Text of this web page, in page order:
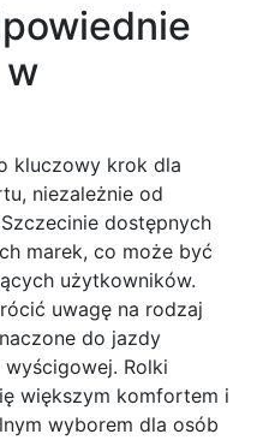
w
kluczowy krok dla
niezależnie od
dostępnych
marek, co może być
użytkowników.
uwagę na rodzaj
do jazdy
Rolki
większym komfortem i
wyborem dla osób